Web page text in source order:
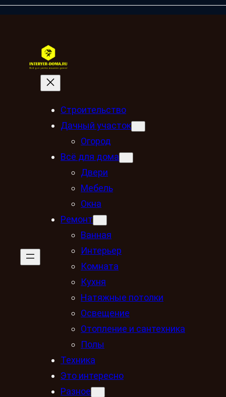
Строительство
Дачный участок
Огород
Всё для дома
Двери
Мебель
Окна
Ремонт
Ванная
Интерьер
Комната
Кухня
Натяжные потолки
Освещение
Отопление и сантехника
Полы
Техника
Это интересно
Разное